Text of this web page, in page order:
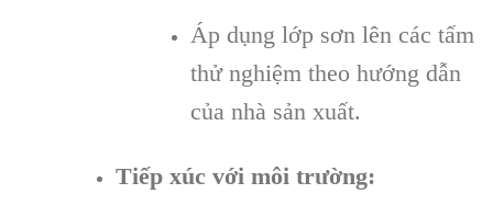
Áp dụng lớp sơn lên các tấm
thử nghiệm theo hướng dẫn
của nhà sản xuất.
Tiếp xúc với môi trường: